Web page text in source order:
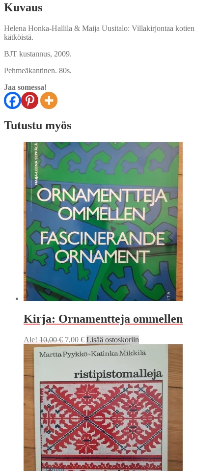
Kuvaus
Helena Honka-Hallila & Maija Uusitalo: Villakirjontaa kotien
kätköistä.
BJT kustannus, 2009.
Pehmeäkantinen. 80s.
Jaa somessa!
Tutustu myös
Kirja: Ornamentteja ommellen
Ale! 10,00€ Alkuperäinen
hinta
oli:
7,00 €Nykyinen
hinta
on:
Lisää ostoskoriin